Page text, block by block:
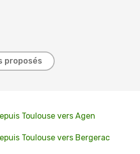
proposés
Toulouse vers Agen
Toulouse vers Bergerac